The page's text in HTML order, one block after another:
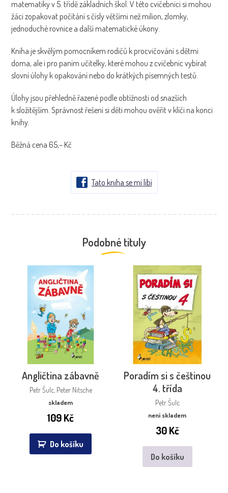
matematiky v 5. třídě základních škol. V této cvičebnici si mohou
žáci zopakovat počítání s čísly většími než milion, zlomky,
jednoduché rovnice a další matematické úkony.
Kniha je skvělým pomocníkem rodičů k procvičování s dětmi
doma, ale i pro paním učitelky, které mohou z cvičebnic vybírat
slovní úlohy k opakování nebo do krátkých písemných testů.
Úlohy jsou přehledně řazené podle obtížnosti od snazších
k složitějším. Správnost řešení si děti mohou ověřit v klíči na konci
knihy.
Běžná cena 65,– Kč
Tato kniha se mi líbí
Podobné tituly
Angličtina zábavně
Petr Šulc, Peter Nitsche
skladem
109Kč
Do košíku
Poradím si s češtinou
4. třída
Petr Šulc
není skladem
30Kč
Do košíku